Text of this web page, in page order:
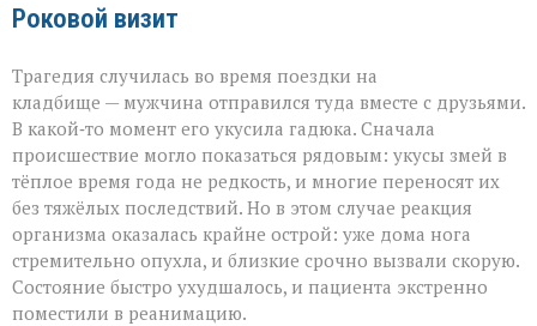
Роковой визит
Трагедия случилась во время поездки на
кладбище — мужчина отправился туда вместе с друзьями.
В какой‑то момент его укусила гадюка. Сначала
происшествие могло показаться рядовым: укусы змей в
тёплое время года не редкость, и многие переносят их
без тяжёлых последствий. Но в этом случае реакция
организма оказалась крайне острой: уже дома нога
стремительно опухла, и близкие срочно вызвали скорую.
Состояние быстро ухудшалось, и пациента экстренно
поместили в реанимацию.